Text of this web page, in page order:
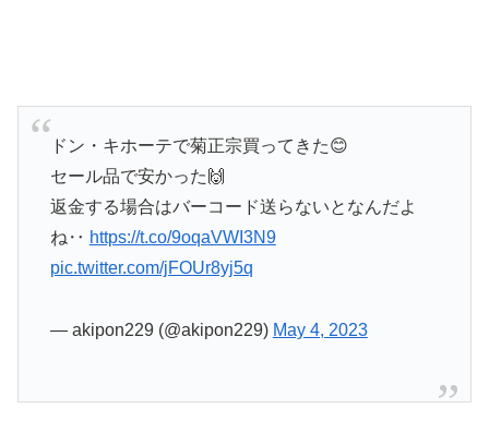
ドン・キホーテで菊正宗買ってきた😊
セール品で安かった🙌
返金する場合はバーコード送らないとなんだよ
ね‥ https://t.co/9oqaVWI3N9
pic.twitter.com/jFOUr8yj5q
— akipon229 (@akipon229) May 4, 2023